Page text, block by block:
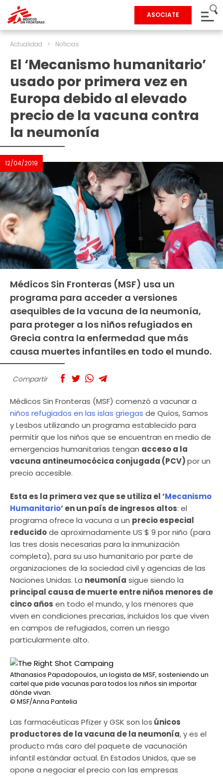
ASOCIATE
Actualidad > Noticias
El ‘Mecanismo humanitario’
usado por primera vez en
Europa debido al elevado
precio de la vacuna contra
la neumonía
12/04/2019
Médicos Sin Fronteras (MSF) usa un
programa para acceder a versiones
asequibles de la vacuna de la neumonía,
para proteger a los niños refugiados en
Grecia contra la enfermedad que más
causa muertes infantiles en todo el mundo.
Compartir
Médicos Sin Fronteras (MSF) comenzó a vacunar a
niños refugiados en las islas griegas de Quíos, Samos
y Lesbos utilizando un programa establecido para
permitir que los niños que se encuentran en medio de
emergencias humanitarias tengan acceso a la
vacuna antineumocócica conjugada (PCV)por un
precio accesible.
Esta es la primera vez que se utiliza el ‘Mecanismo
Humanitario‘ en un país de ingresos altos: el
programa ofrece la vacuna a un precio especial
reducidode aproximadamente US $ 9 por niño (para
las tres dosis necesarias para la inmunización
completa), para su uso humanitario por parte de
organizaciones de la sociedad civil y agencias de las
Naciones Unidas. La neumonía sigue siendo la
principal causa de muerte entre niños menores de
cinco años en todo el mundo, y los menores que
viven en condiciones precarias, incluidos los que viven
en campos de refugiados, corren un riesgo
particularmente alto.
Athanasios Papadopoulos, un logista de MSF, sosteniendo un
cartel que pide vacunas para todos los niños sin importar
dónde vivan.
© MSF/Anna Pantelia
Las farmacéuticas Pfizer y GSK son los únicos
productores de la vacuna de la neumonía, y es el
producto más caro del paquete de vacunación
infantil estándar actual. En Estados Unidos, que se
opone a negociar el precio con las empresas